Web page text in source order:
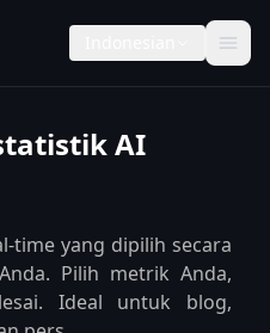
AI
time yang dipilih secara
Pilih metrik Anda,
Ideal untuk blog,